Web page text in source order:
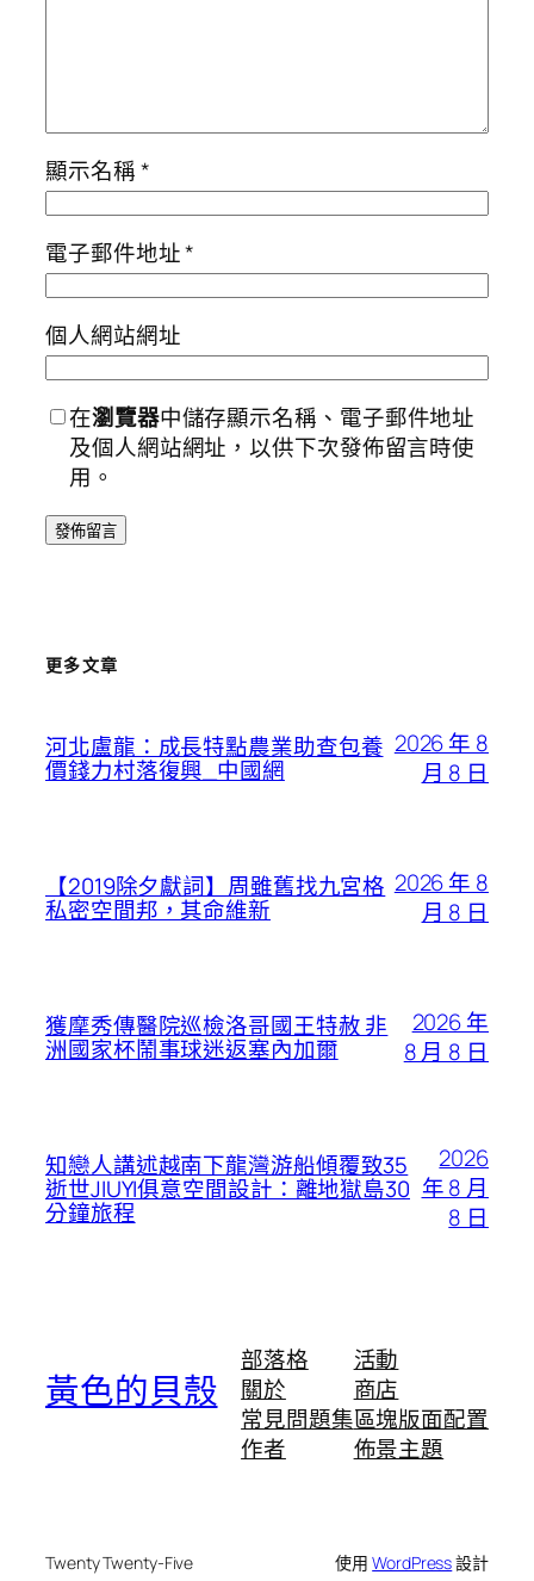
顯示名稱*
電子郵件地址*
個人網站網址
在瀏覽器中儲存顯示名稱、電子郵件地址
及個人網站網址，以供下次發佈留言時使
用。
更多文章
河北盧龍：成長特點農業助查包養
價錢力村落復興_中國網
2026 年 8
月 8 日
【2019除夕獻詞】周雖舊找九宮格
私密空間邦，其命維新
2026 年 8
月 8 日
獲摩秀傳醫院巡檢洛哥國王特赦 非
洲國家杯鬧事球迷返塞內加爾
2026 年
8 月 8 日
知戀人講述越南下龍灣游船傾覆致35
逝世JIUYI俱意空間設計：離地獄島30
分鐘旅程
2026
年 8 月
8 日
黃色的貝殼
部落格
關於
常見問題集
作者
活動
商店
區塊版面配置
佈景主題
Twenty Twenty-Five 使用WordPress設計